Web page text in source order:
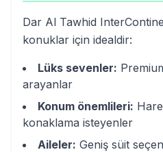
Dar Al Tawhid
konuklar için idealdir:
Lüks sevenler:
arayanlar
Konum önemlileri:
konaklama isteyenler
Aileler: Geniş süit